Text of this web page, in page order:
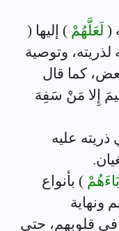
( لَعَلَّهُمْ ) إليها (
وتوصية
كما قال
إِلا مَنْ سَفِهَ
عليه
) بأنواع
ونهاية
قلوبهم، حتى